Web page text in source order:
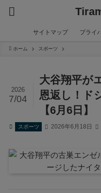
サイトマップ プライ
ホーム スポーツ
大谷翔平が
恩返し！ド
【6月6日】
2026
7/04
スポーツ 2026年6月18日